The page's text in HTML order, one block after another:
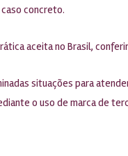
concreto.
aceita no Brasil,
situações para
o uso de marca de